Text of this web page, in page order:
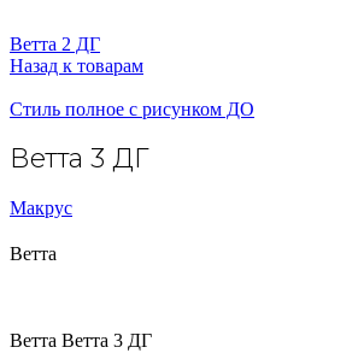
Ветта 2 ДГ
Назад к товарам
Стиль полное с рисунком ДО
Ветта 3 ДГ
Макрус
Ветта
Ветта Ветта 3 ДГ